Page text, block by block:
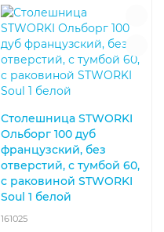
Столешница STWORKI
Ольборг 100 дуб
французский, без
отверстий, с тумбой 60,
с раковиной STWORKI
Soul 1 белой
161025